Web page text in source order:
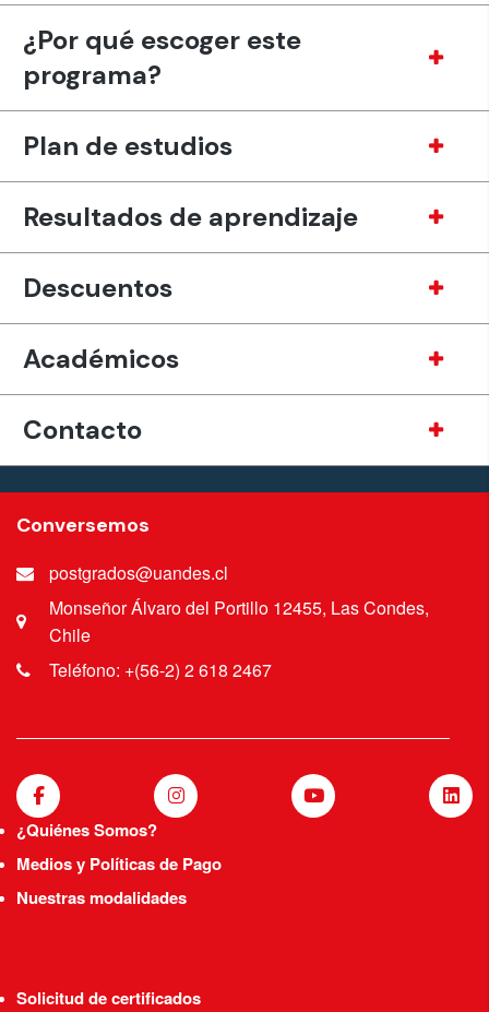
¿Por qué escoger este
programa?
Plan de estudios
Resultados de aprendizaje
Descuentos
Académicos
Contacto
Conversemos
postgrados@uandes.cl
Monseñor Álvaro del Portillo 12455, Las Condes,
Chile
Teléfono: +(56-2) 2 618 2467
¿Quiénes Somos?
Medios y Políticas de Pago
Nuestras modalidades
Solicitud de certificados